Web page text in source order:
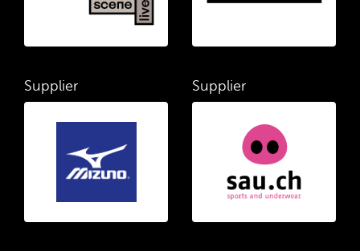
Supplier Supplier